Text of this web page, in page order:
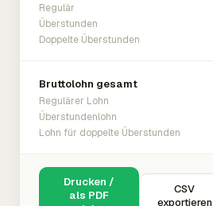
Regulär
Überstunden
Doppelte Überstunden
Bruttolohn gesamt
Regulärer Lohn
Überstundenlohn
Lohn für doppelte Überstunden
Drucken /
als PDF
CSV
exportieren